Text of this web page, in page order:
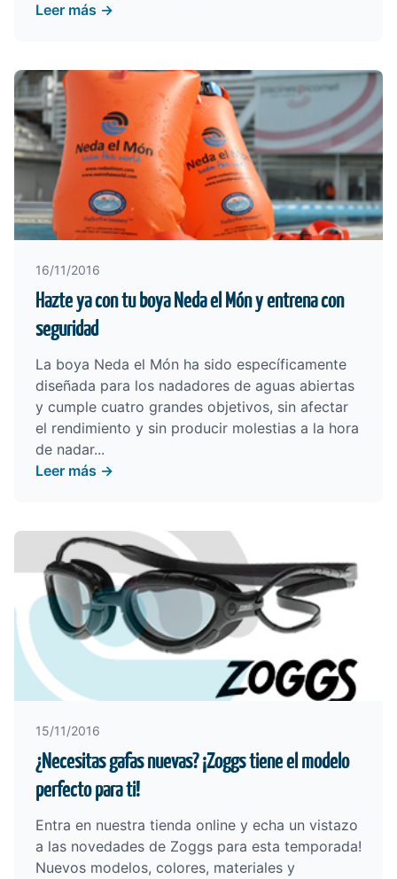
Leer más →
16/11/2016
Hazte ya con tu boya Neda el Món y entrena con
seguridad
La boya Neda el Món ha sido específicamente
diseñada para los nadadores de aguas abiertas
y cumple cuatro grandes objetivos, sin afectar
el rendimiento y sin producir molestias a la hora
de nadar...
Leer más →
15/11/2016
¿Necesitas gafas nuevas? ¡Zoggs tiene el modelo
perfecto para ti!
Entra en nuestra tienda online y echa un vistazo
a las novedades de Zoggs para esta temporada!
Nuevos modelos, colores, materiales y